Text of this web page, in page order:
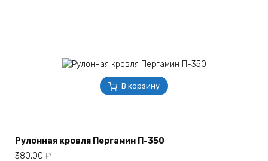
В корзину
Рулонная кровля Пергамин П-350
380,00 ₽